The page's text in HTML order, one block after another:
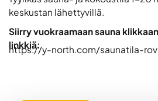
keskustan lähettyvillä.
Siirry vuokraamaan sauna
linkkiä:
https://y-north.com/saunatila-